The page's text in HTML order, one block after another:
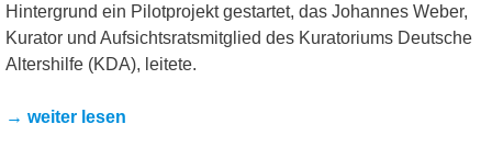
Hintergrund ein Pilotprojekt gestartet, das Johannes Weber,
Kurator und Aufsichtsratsmitglied des Kuratoriums Deutsche
Altershilfe (KDA), leitete.
→ weiter lesen